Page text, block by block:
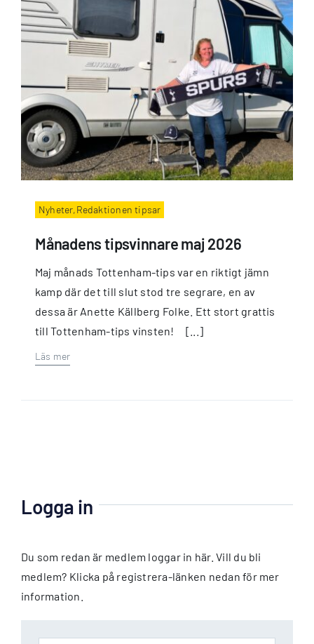
Nyheter,Redaktionen tipsar
Månadens tipsvinnare maj 2026
Maj månads Tottenham-tips var en riktigt jämn
kamp där det till slut stod tre segrare, en av
dessa är Anette Källberg Folke. Ett stort grattis
till Tottenham-tips vinsten! [...]
Läs mer
Logga in
Du som redan är medlem loggar in här. Vill du bli
medlem? Klicka på registrera-länken nedan för mer
information.